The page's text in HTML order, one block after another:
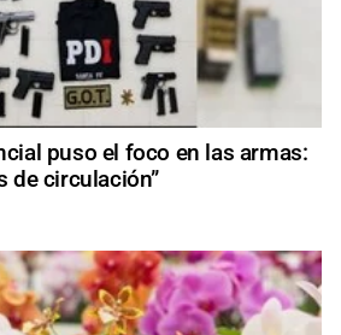
puso el foco en las armas:
de circulación”